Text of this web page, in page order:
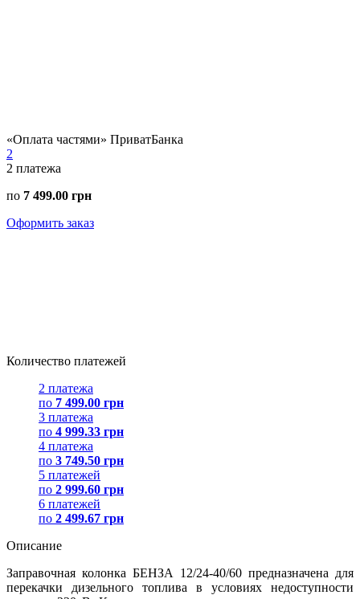
«Оплата частями» ПриватБанка
2
2 платежа
по 7 499.00 грн
Оформить заказ
Количество платежей
2 платежа
по 7 499.00 грн
3 платежа
по 4 999.33 грн
4 платежа
по 3 749.50 грн
5 платежей
по 2 999.60 грн
6 платежей
по 2 499.67 грн
Описание
Заправочная колонка БЕНЗА 12/24-40/60 предназначена для
перекачки дизельного топлива в условиях недоступности